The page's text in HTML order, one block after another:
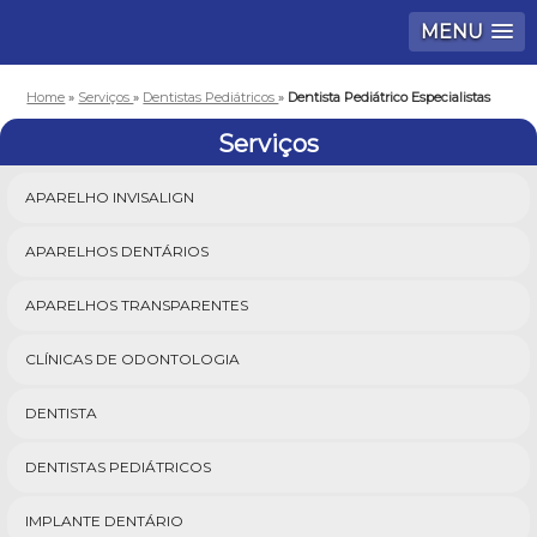
MENU
Home » Serviços» Dentistas Pediátricos» Dentista Pediátrico Especialistas
Serviços
APARELHO INVISALIGN
APARELHOS DENTÁRIOS
APARELHOS TRANSPARENTES
CLÍNICAS DE ODONTOLOGIA
DENTISTA
DENTISTAS PEDIÁTRICOS
IMPLANTE DENTÁRIO